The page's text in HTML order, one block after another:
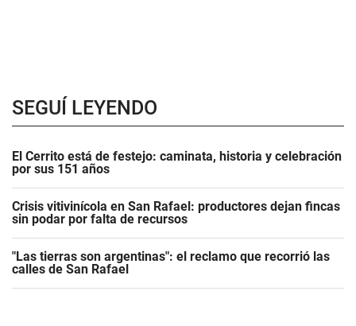
SEGUÍ LEYENDO
El Cerrito está de festejo: caminata, historia y celebración
por sus 151 años
Crisis vitivinícola en San Rafael: productores dejan fincas
sin podar por falta de recursos
"Las tierras son argentinas": el reclamo que recorrió las
calles de San Rafael